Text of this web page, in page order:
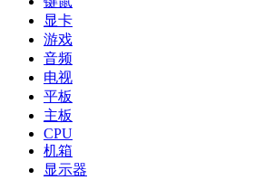
显卡
游戏
音频
电视
平板
主板
CPU
机箱
显示器